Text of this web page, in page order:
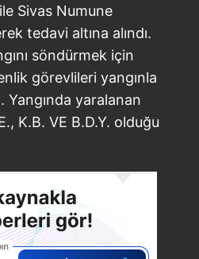
Sivas Numune
tedavi altına alındı.
söndürmek için
görevlileri yangınla
Yangında yaralanan
K.B. VE B.D.Y. olduğu